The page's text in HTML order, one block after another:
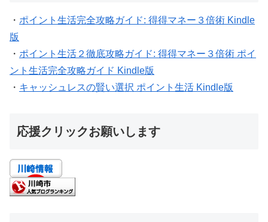
・ ポイント生活完全攻略ガイド: 得得マネー３倍術 Kindle
版
・ ポイント生活２徹底攻略ガイド: 得得マネー３倍術 ポイ
ント生活完全攻略ガイド Kindle版
・ キャッシュレスの賢い選択 ポイント生活 Kindle版
応援クリックお願いします